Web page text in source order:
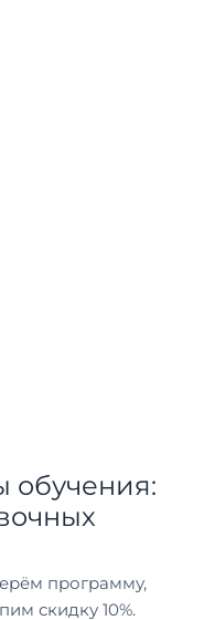
обучения:
программу,
скидку 10%.